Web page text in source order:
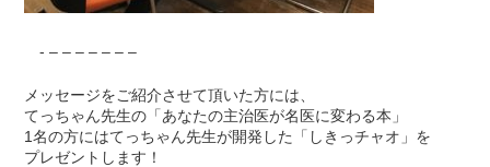
- – – – – – – –
メッセージをご紹介させて頂いた方には、
てっちゃん先生の「あなたの主治医が名医に変わる本」
1名の方にはてっちゃん先生が開発した「しきっチャオ」を
プレゼントします！